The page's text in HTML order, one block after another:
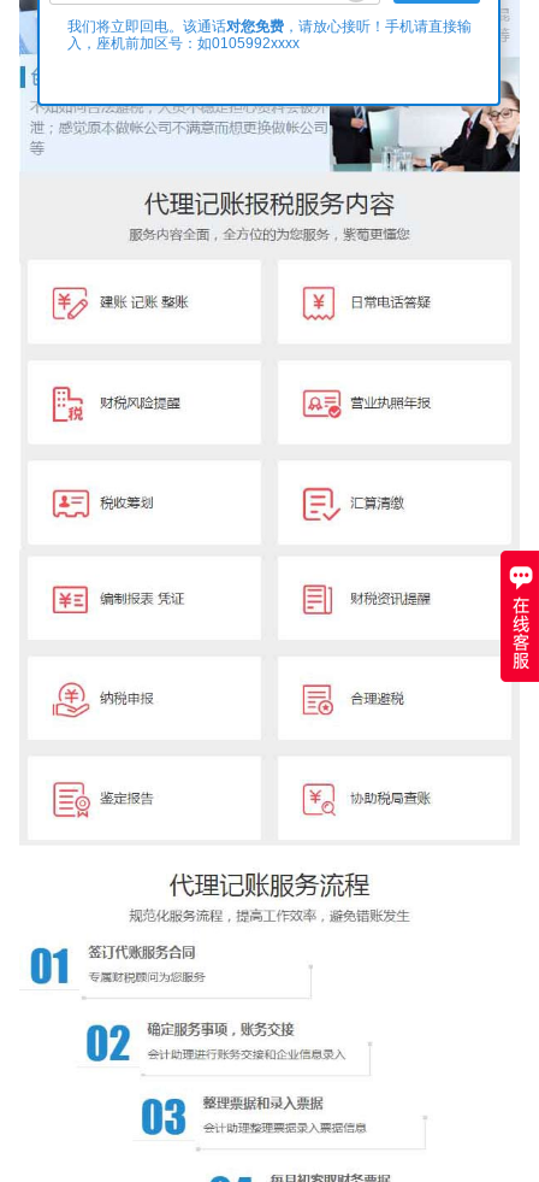
我们将立即回电。该通话对您免费，请放心接听！手机请直接输
入，座机前加区号：如0105992xxxx